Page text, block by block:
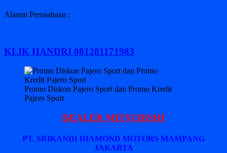
Alamat Perusahaan :
KLIK HANDRI 081281171983
Promo Diskon Pajero Sport dan Promo Kredit
Pajero Sport
DEALER MITSUBISHI
PT. SRIKANDI DIAMOND MOTORS MAMPANG
JAKARTA